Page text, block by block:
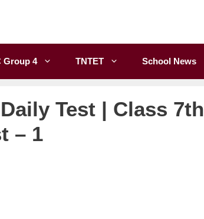
Group 4 TNTET School News
Test | Class 7th
– 1